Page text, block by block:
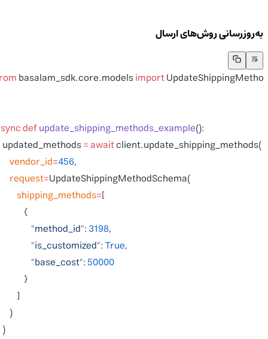
به‌روزرسانی روش‌های ارسال
from basalam_sdk.core.models import
async def update_shipping_methods_example():
    updated_methods
= await client.update_shipping_methods(
        vendor_id
=456
        request
=UpdateShippingMethodSchema(
            shipping_methods
=
                {
                    "method_id"
: 3198
                    "is_customized"
: True
                    "base_cost"
: 50000
                }
            ]
        )
    )